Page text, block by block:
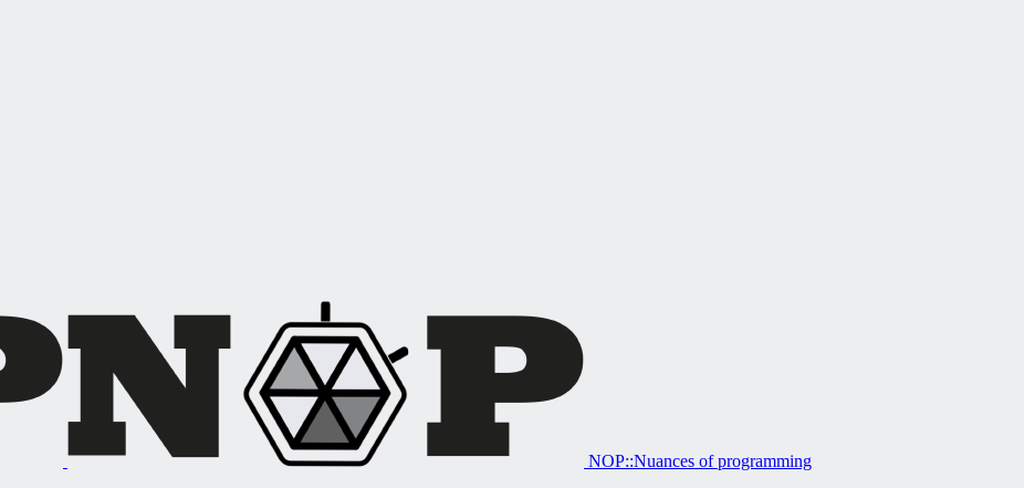
NOP::Nuances of programming